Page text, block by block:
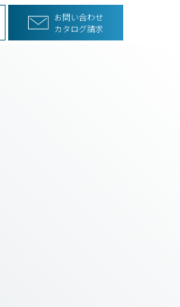
お問い合わせ
カタログ請求